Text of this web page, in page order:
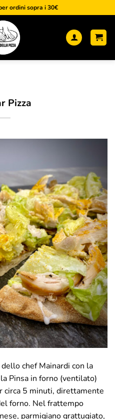
ordini sopra i 30€
Pizza
dello chef Mainardi con la
Pinsa in forno (ventilato)
circa 5 minuti, direttamente
forno. Nel frattempo
parmigiano grattugiato,